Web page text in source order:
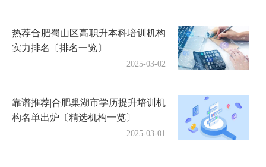
热荐合肥蜀山区高职升本科培训机构
实力排名〔排名一览〕
2025-03-02
靠谱推荐|合肥巢湖市学历提升培训机
构名单出炉〔精选机构一览〕
2025-03-01